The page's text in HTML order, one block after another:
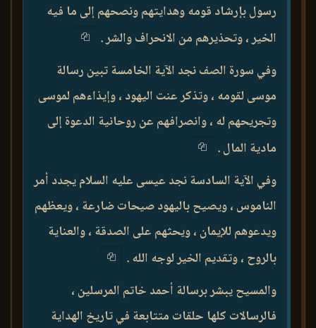
رسول بإرشاد قومه وهدايتهم ونصحهم إلى ما فيه
الخير ، وتحذيرهم من الانحراف والشر .
وفي سورة الصف نجد الآية الخامسة تبين رسالة
موسى لقومه ، وتذكر عنت اليهود ، وإيذاءهم لموسى
وتجريحهم له ، وانصرافهم عن روحانية الدعوة إلى
مادية المال .
وفي الآية السادسة نجد عيسى عليه السلام يجدد أمر
الناموس ، ويصيح باليهود صيحات ضارعة ، ويعظهم
ويدعوهم للإيمان ، ويحثهم على الصدقة ، والعناية
بالروح ، وتقديم الخير لوجه الله .
والمسيح يبشر برسالة أحمد خاتم المرسلين ،
فالرسالات كلها حلقات متتابعة في تاريخ الهداية